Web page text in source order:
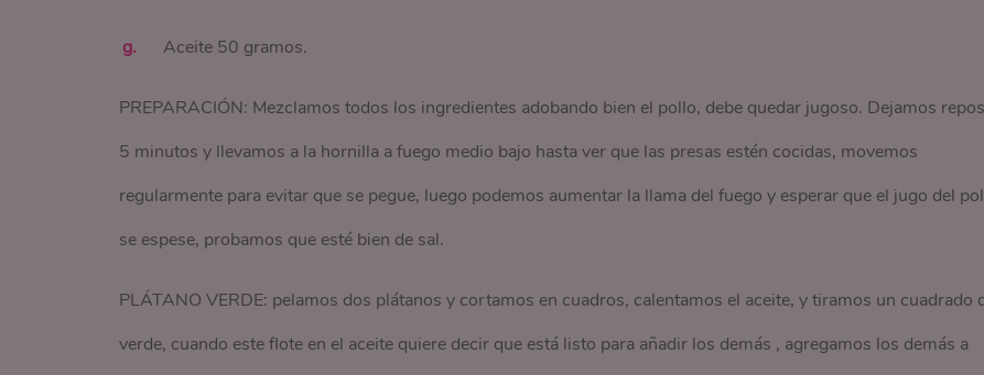
Aceite 50 gramos.
PREPARACIÓN: Mezclamos todos los ingredientes adobando bien el pollo, debe quedar jugoso. Dejamos
5 minutos y llevamos a la hornilla a fuego medio bajo hasta ver que las presas estén cocidas, movemos
regularmente para evitar que se pegue, luego podemos aumentar la llama del fuego y esperar que el jugo del
se espese, probamos que esté bien de sal.
PLÁTANO VERDE: pelamos dos plátanos y cortamos en cuadros, calentamos el aceite, y tiramos un cuadrado
verde, cuando este flote en el aceite quiere decir que está listo para añadir los demás , agregamos los demás a